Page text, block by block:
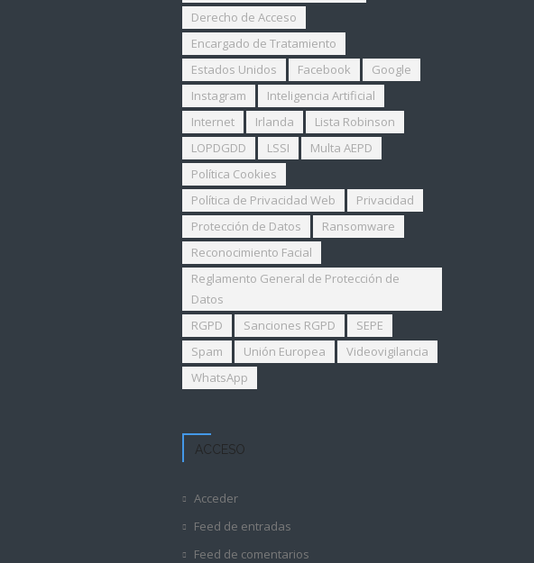
Derecho de Acceso
Encargado de Tratamiento
Estados Unidos
Facebook
Google
Instagram
Inteligencia Artificial
Internet
Irlanda
Lista Robinson
LOPDGDD
LSSI
Multa AEPD
Política Cookies
Política de Privacidad Web
Privacidad
Protección de Datos
Ransomware
Reconocimiento Facial
Reglamento General de Protección de
Datos
RGPD
Sanciones RGPD
SEPE
Spam
Unión Europea
Videovigilancia
WhatsApp
ACCESO
Acceder
Feed de entradas
Feed de comentarios